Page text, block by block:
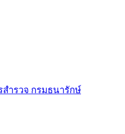
ำรวจ กรมธนารักษ์